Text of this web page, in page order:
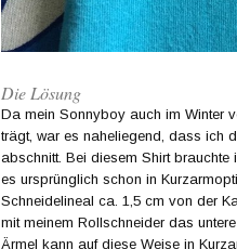
Die Lösung
Da mein Sonnyboy auch im Winter
trägt, war es naheliegend, dass ich
abschnitt. Bei diesem Shirt
es ursprünglich schon in
Schneidelineal ca. 1,5 cm von der
mit meinem Rollschneider das
Ärmel kann auf diese Weise in